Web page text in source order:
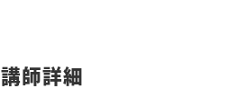
講師詳細